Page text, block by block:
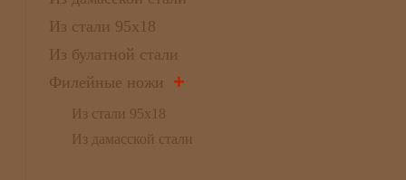
Из стали 95х18
Из булатной стали
Филейные ножи
+
Из стали 95х18
Из дамасской стали